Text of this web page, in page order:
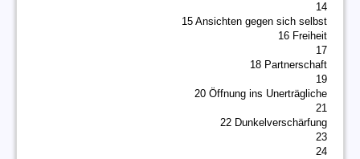
14
15 Ansichten gegen sich selbst
16 Freiheit
17
18 Partnerschaft
19
20 Öffnung ins Unerträgliche
21
22 Dunkelverschärfung
23
24